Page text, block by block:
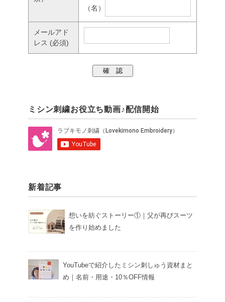
（名）
メールアド
レス (必須)
ミシン刺繍お役立ち動画♪配信開始
新着記事
想いを紡ぐストーリー①｜父が再びスーツ
を作り始めました
YouTubeで紹介したミシン刺しゅう資材まと
め｜名前・用途・10％OFF情報